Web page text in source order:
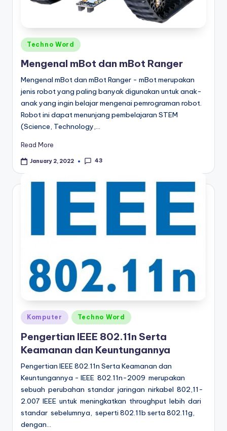
Posted
in
Techno Word
Mengenal mBot dan mBot Ranger
Mengenal mBot dan mBot Ranger - mBot merupakan
jenis robot yang paling banyak digunakan untuk anak-
anak yang ingin belajar mengenai pemrograman robot.
Robot ini dapat menunjang pembelajaran STEM
(Science, Technology,…
Read More
January 2, 2022 43
Posted
in
Komputer Techno Word
Pengertian IEEE 802.11n Serta
Keamanan dan Keuntungannya
Pengertian IEEE 802.11n Serta Keamanan dan
Keuntungannya - IEEE 802.11n-2009 merupakan
sebuah perubahan standar jaringan nirkabel 802,11-
2.007 IEEE untuk meningkatkan throughput lebih dari
standar sebelumnya, seperti 802.11b serta 802.11g,
dengan…